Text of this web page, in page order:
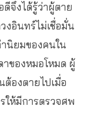
ดีจึงได้รู้ว่าผู้ตาย
งอินทร์ไม่เชื่อมั่น
นิยมของคนใน
ของหมอโหมด ผู้
ต้องตายไปเมื่อ
ให้มีการตรวจศพ